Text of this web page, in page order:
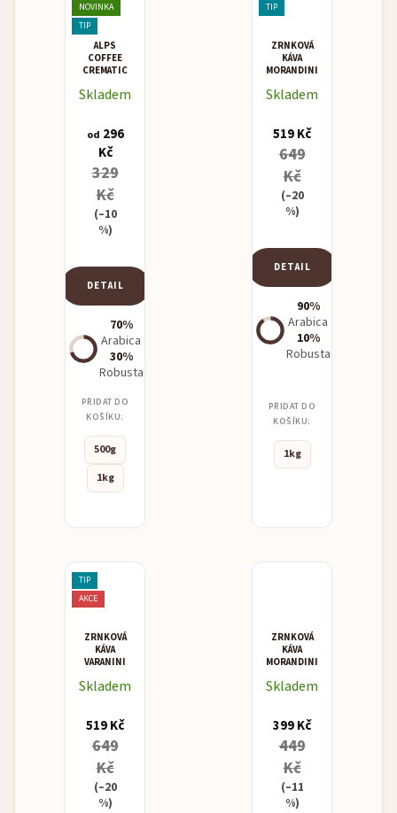
NOVINKA
TIP
ALPS
COFFEE
CREMATIC
Skladem
od 296
Kč
329
Kč
(–10
%)
DETAIL
70%
Arabica
30%
Robusta
PŘIDAT DO
KOŠÍKU:
500g
1kg
TIP
ZRNKOVÁ
KÁVA
MORANDINI
ORO -
KÁVA
Skladem
519 Kč
649
Kč
(–20
%)
DETAIL
90%
Arabica
10%
Robusta
PŘIDAT DO
KOŠÍKU:
1kg
TIP
AKCE
ZRNKOVÁ
KÁVA
VARANINI
ESPRESSO
Skladem
519 Kč
649
Kč
(–20
%)
ZRNKOVÁ
KÁVA
MORANDINI
SUPERCREMA
Skladem
399 Kč
449
Kč
(–11
%)